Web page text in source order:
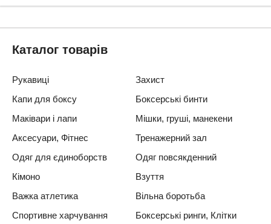
Каталог товарів
Рукавиці
Захист
Капи для боксу
Боксерські бинти
Маківари і лапи
Мішки, груші, манекени
Аксесуари, Фітнес
Тренажерний зал
Одяг для єдиноборств
Одяг повсякденний
Кімоно
Взуття
Важка атлетика
Вільна боротьба
Спортивне харчування
Боксерські ринги, Клітки